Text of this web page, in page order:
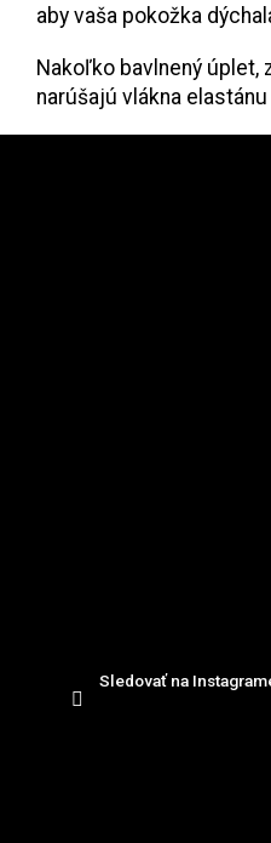
aby vaša pokožka
Nakoľko bavlnený úplet,
narúšajú vlákna
Sledovať na